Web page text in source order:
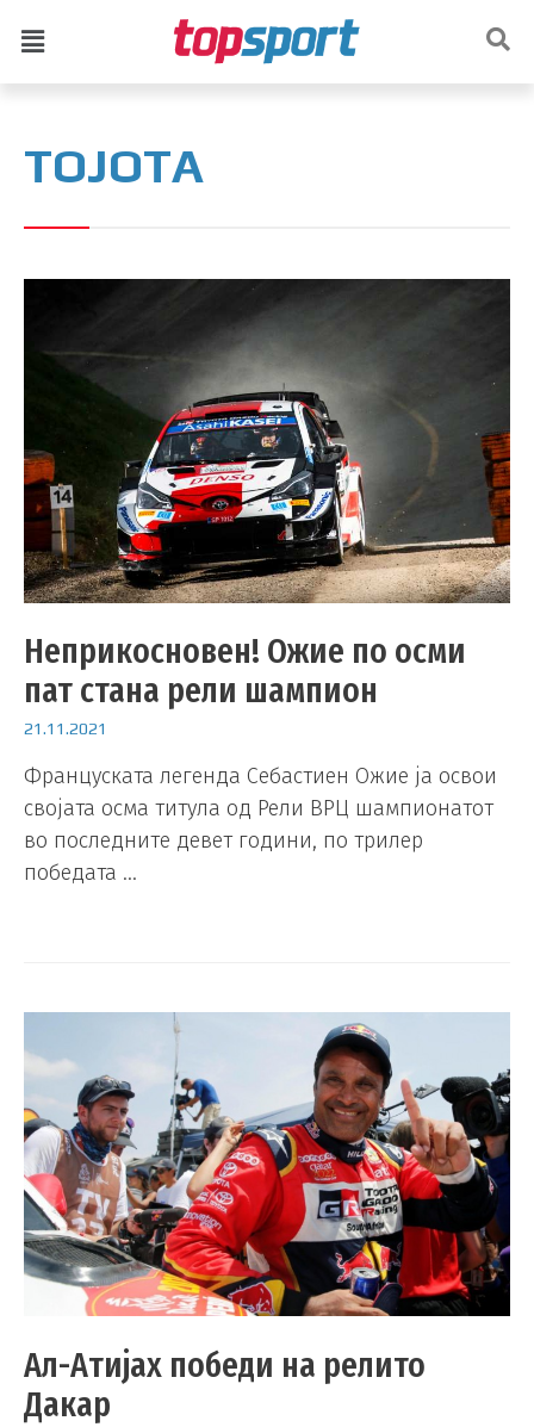
ТОЈОТА
Неприкосновен! Ожие по осми
пат стана рели шампион
21.11.2021
Француската легенда Себастиен Ожие ја освои
својата осма титула од Рели ВРЦ шампионатот
во последните девет години, по трилер
победата …
Ал-Атијах победи на релито
Дакар